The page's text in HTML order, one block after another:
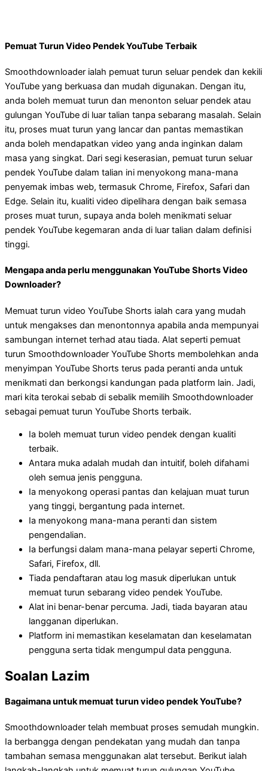
Pemuat Turun Video Pendek YouTube Terbaik
Smoothdownloader ialah pemuat turun seluar pendek dan kekili
YouTube yang berkuasa dan mudah digunakan. Dengan itu,
anda boleh memuat turun dan menonton seluar pendek atau
gulungan YouTube di luar talian tanpa sebarang masalah. Selain
itu, proses muat turun yang lancar dan pantas memastikan
anda boleh mendapatkan video yang anda inginkan dalam
masa yang singkat. Dari segi keserasian, pemuat turun seluar
pendek YouTube dalam talian ini menyokong mana-mana
penyemak imbas web, termasuk Chrome, Firefox, Safari dan
Edge. Selain itu, kualiti video dipelihara dengan baik semasa
proses muat turun, supaya anda boleh menikmati seluar
pendek YouTube kegemaran anda di luar talian dalam definisi
tinggi.
Mengapa anda perlu menggunakan YouTube Shorts Video
Downloader?
Memuat turun video YouTube Shorts ialah cara yang mudah
untuk mengakses dan menontonnya apabila anda mempunyai
sambungan internet terhad atau tiada. Alat seperti pemuat
turun Smoothdownloader YouTube Shorts membolehkan anda
menyimpan YouTube Shorts terus pada peranti anda untuk
menikmati dan berkongsi kandungan pada platform lain. Jadi,
mari kita terokai sebab di sebalik memilih Smoothdownloader
sebagai pemuat turun YouTube Shorts terbaik.
Ia boleh memuat turun video pendek dengan kualiti
terbaik.
Antara muka adalah mudah dan intuitif, boleh difahami
oleh semua jenis pengguna.
Ia menyokong operasi pantas dan kelajuan muat turun
yang tinggi, bergantung pada internet.
Ia menyokong mana-mana peranti dan sistem
pengendalian.
Ia berfungsi dalam mana-mana pelayar seperti Chrome,
Safari, Firefox, dll.
Tiada pendaftaran atau log masuk diperlukan untuk
memuat turun sebarang video pendek YouTube.
Alat ini benar-benar percuma. Jadi, tiada bayaran atau
langganan diperlukan.
Platform ini memastikan keselamatan dan keselamatan
pengguna serta tidak mengumpul data pengguna.
Soalan Lazim
Bagaimana untuk memuat turun video pendek YouTube?
Smoothdownloader telah membuat proses semudah mungkin.
Ia berbangga dengan pendekatan yang mudah dan tanpa
tambahan semasa menggunakan alat tersebut. Berikut ialah